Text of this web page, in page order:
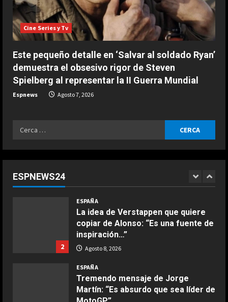
Cine Series y Tv
Este pequeño detalle en ‘Salvar al soldado Ryan’
demuestra el obsesivo rigor de Steven
Spielberg al representar la II Guerra Mundial
Espnews Agosto 7, 2026
Ricerca
ESPNEWS24
5
ESPAÑA
El Senado de EE.UU. aprueba
sanciones que apuntan contra Putin
y los ingresos energéticos de Rusia
Agosto 8, 2026
ESPAÑA
Todo aciertan con Alonso: el
divertido test entre los pilotos de
2
La idea de Verstappen que quiere
copiar de Alonso: “Es una fuente de
3
ESPAÑA
Tremendo mensaje de Jorge
Martín: “Es absurdo que sea líder de
MotoGP”
Agosto 8, 2026
ESPAÑA
El expiloto que ‘avisa’ muy
seriamente a Márquez: “Tendrá que
2
Ensalada de espinacas deliciosa
3
COCINA
Boquerones fritos en freidora de
aire
Aprile 24, 2026
COCINA
Buñuelos de alcachofas